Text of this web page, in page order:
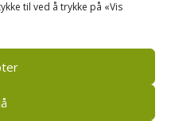
til ved å trykke på «Vis